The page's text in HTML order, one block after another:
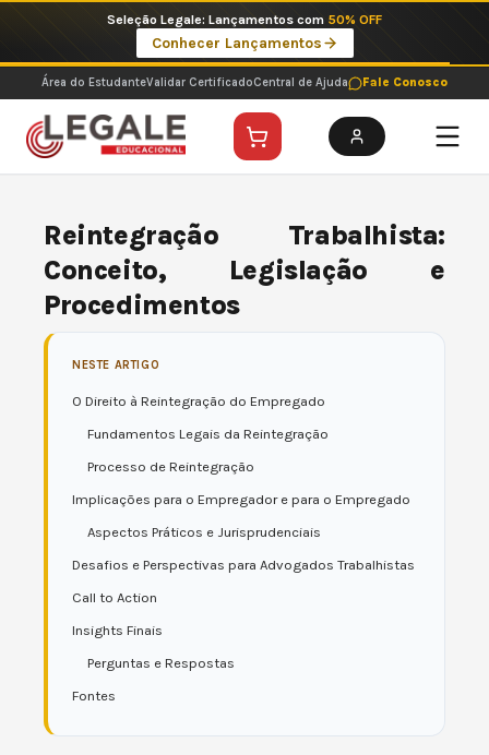
o
conteúdo
Imperdíveis no Pix: Pós Selecionadas a 199 reais no pix em parcela única
Ver ofertas
Área do EstudanteValidar CertificadoCentral de Ajuda Fale Conosco
Reintegração Trabalhista:
Conceito, Legislação e
Procedimentos
NESTE ARTIGO
O Direito à Reintegração do Empregado
Fundamentos Legais da Reintegração
Processo de Reintegração
Implicações para o Empregador e para o Empregado
Aspectos Práticos e Jurisprudenciais
Desafios e Perspectivas para Advogados Trabalhistas
Call to Action
Insights Finais
Perguntas e Respostas
Fontes